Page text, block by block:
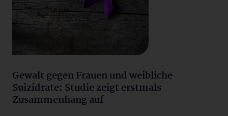
Gewalt gegen Frauen und weibliche
Suizidrate: Studie zeigt erstmals
Zusammenhang auf